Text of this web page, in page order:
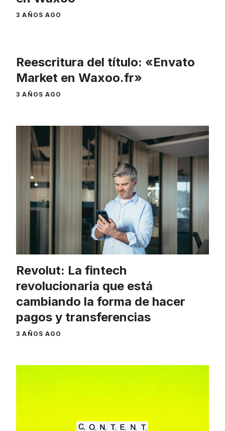
3 AÑOS AGO
Reescritura del título: «Envato
Market en Waxoo.fr»
3 AÑOS AGO
Revolut: La fintech
revolucionaria que está
cambiando la forma de hacer
pagos y transferencias
3 AÑOS AGO